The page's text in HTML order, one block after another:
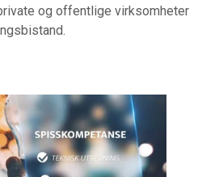
og offentlige virksomheter